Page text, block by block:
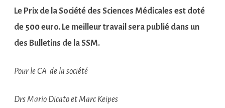
Le Prix de la Société des Sciences Médicales est doté
de 500 euro. Le meilleur travail sera publié dans un
des Bulletins de la SSM.
Pour le CA de la société
Drs Mario Dicato et Marc Keipes